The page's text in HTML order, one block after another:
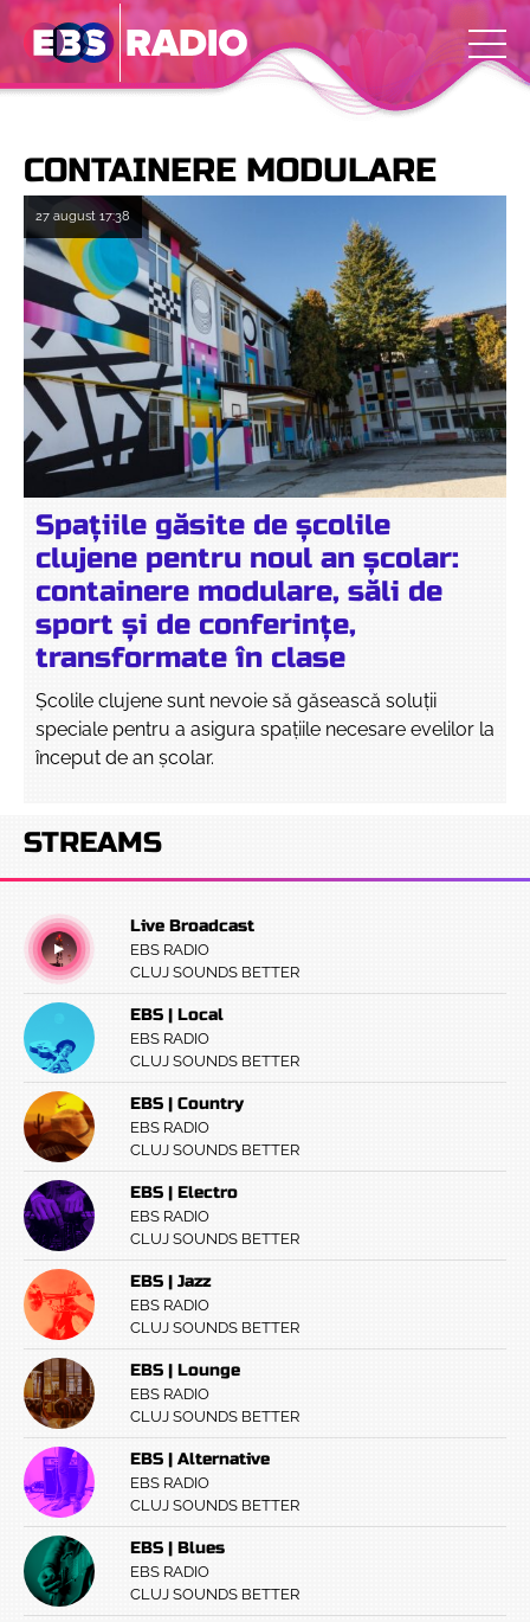
CONTAINERE MODULARE
27 august 17:38
Spațiile găsite de școlile
clujene pentru noul an școlar:
containere modulare, săli de
sport și de conferințe,
transformate în clase
Școlile clujene sunt nevoie să găsească soluții
speciale pentru a asigura spațiile necesare evelilor la
început de an școlar.
STREAMS
Live Broadcast
EBS RADIO
CLUJ SOUNDS BETTER
EBS | Local
EBS RADIO
CLUJ SOUNDS BETTER
EBS | Country
EBS RADIO
CLUJ SOUNDS BETTER
EBS | Electro
EBS RADIO
CLUJ SOUNDS BETTER
EBS | Jazz
EBS RADIO
CLUJ SOUNDS BETTER
EBS | Lounge
EBS RADIO
CLUJ SOUNDS BETTER
EBS | Alternative
EBS RADIO
CLUJ SOUNDS BETTER
EBS | Blues
EBS RADIO
CLUJ SOUNDS BETTER